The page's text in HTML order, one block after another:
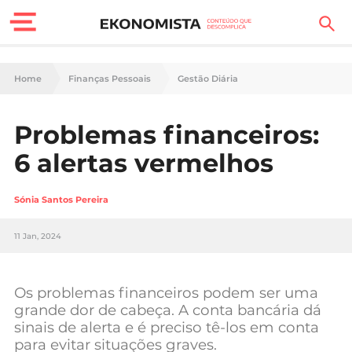
Finanças Pessoais
Carreira
Tecnologia
Negócios
Home Finanças Pessoais Gestão Diária
Problemas financeiros:
6 alertas vermelhos
Sónia Santos Pereira
11 Jan, 2024
Os problemas financeiros podem ser uma
grande dor de cabeça. A conta bancária dá
sinais de alerta e é preciso tê-los em conta
para evitar situações graves.